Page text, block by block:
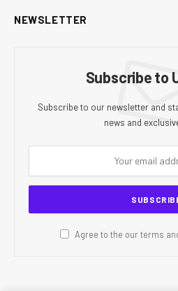
NEWSLETTER
Subscribe to
Subscribe to our newsletter and
news and
Agree to the our terms